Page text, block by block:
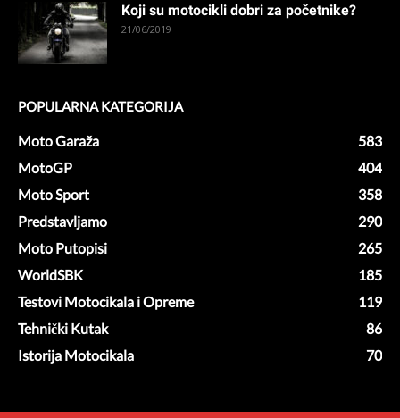
Koji su motocikli dobri za početnike?
21/06/2019
POPULARNA KATEGORIJA
Moto Garaža
583
MotoGP
404
Moto Sport
358
Predstavljamo
290
Moto Putopisi
265
WorldSBK
185
Testovi Motocikala i Opreme
119
Tehnički Kutak
86
Istorija Motocikala
70